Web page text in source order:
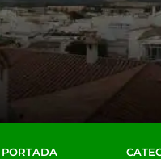
PORTADA